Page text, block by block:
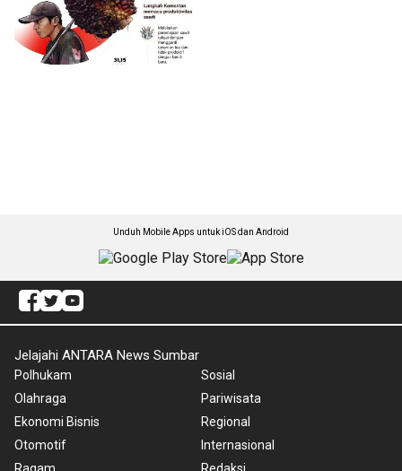
Unduh Mobile Apps untuk iOS dan Android
Jelajahi ANTARA News Sumbar
Polhukam
Olahraga
Ekonomi Bisnis
Otomotif
Sosial
Pariwisata
Regional
Internasional